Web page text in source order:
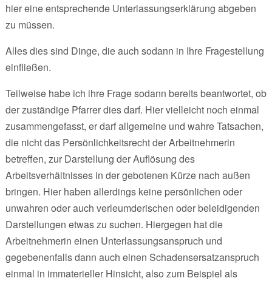
hier eine entsprechende Unterlassungserklärung abgeben
zu müssen.
Alles dies sind Dinge, die auch sodann in Ihre Fragestellung
einfließen.
Teilweise habe ich ihre Frage sodann bereits beantwortet, ob
der zuständige Pfarrer dies darf. Hier vielleicht noch einmal
zusammengefasst, er darf allgemeine und wahre Tatsachen,
die nicht das Persönlichkeitsrecht der Arbeitnehmerin
betreffen, zur Darstellung der Auflösung des
Arbeitsverhältnisses in der gebotenen Kürze nach außen
bringen. Hier haben allerdings keine persönlichen oder
unwahren oder auch verleumderischen oder beleidigenden
Darstellungen etwas zu suchen. Hiergegen hat die
Arbeitnehmerin einen Unterlassungsanspruch und
gegebenenfalls dann auch einen Schadensersatzanspruch
einmal in immaterieller Hinsicht, also zum Beispiel als